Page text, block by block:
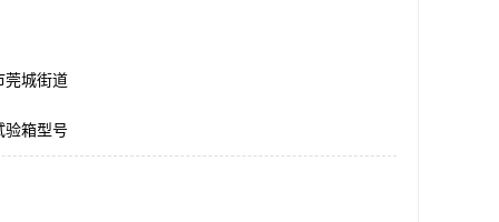
莞城街道
验箱型号